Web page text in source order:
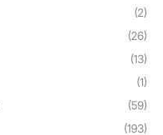
(2)
(26)
(13)
(1)
(59)
(193)